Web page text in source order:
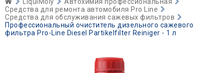
Средства для ремонта автомобиля Pro Line
Средства для обслуживания сажевых фильтров
Профессиональный очиститель дизельного сажевого
фильтра Pro-Line Diesel Partikelfilter Reiniger - 1 л